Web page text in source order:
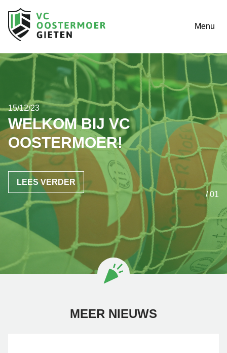
Menu
15/12/23
WELKOM BIJ VC
OOSTERMOER!
LEES VERDER
/ 01
MEER NIEUWS